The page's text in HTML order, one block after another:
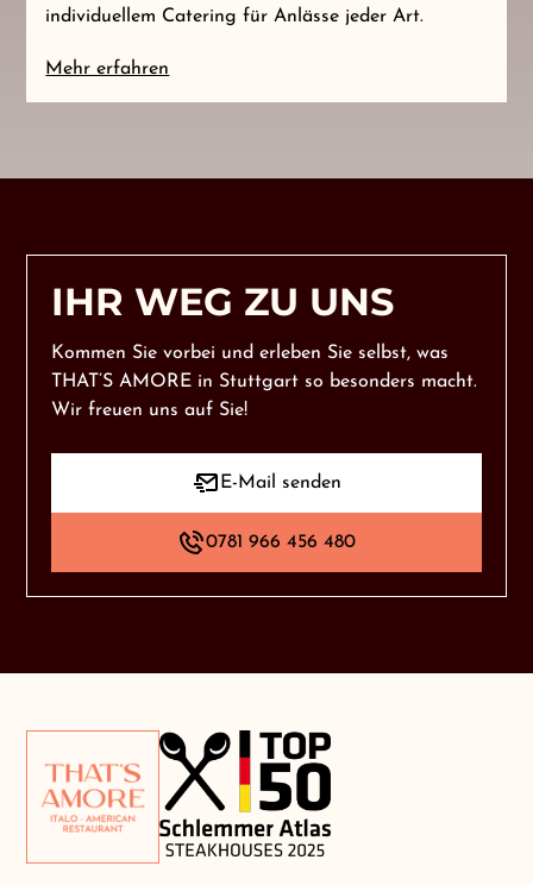
individuellem Catering für Anlässe jeder Art.
Mehr erfahren
IHR WEG ZU UNS
Kommen Sie vorbei und erleben Sie selbst, was
THAT’S AMORE in Stuttgart so besonders macht.
Wir freuen uns auf Sie!
E-Mail senden
0781 966 456 480